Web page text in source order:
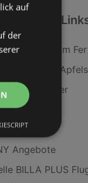
Brötchen zum
Happy Day
Goldbräu 12er
Angebote
Angebote
BILLA PLUS
auf
der